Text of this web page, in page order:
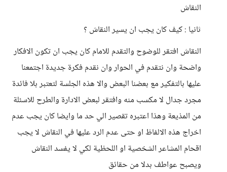
النقاش
ثانيا : كيف كان يجب ان يسير النقاش ؟
النقاش افتقر للوضوح والتقدم للامام كان يجب ان تكون الافكار
واضحة وان نتقدم في الحوار وان نقدم فكرة جديدة اجتمعنا
عليها بالتفكير مع بعضنا البعض والا هذه الجلسة لتعتبر بلا فائدة
مجرد جدال لا مكسب منه وافتقر لبعض الادارة والطرح للاسئلة
من المذيعة وهذا اعتبره تقصير الي حد ما وايضا كان يجب عدم
اخراج هذه الالفاظ او حتى عدم الرد عليها في النقاش لا يجب
اقحام المشاعر الشخصية او اللحظية لكي لا يفسد النقاش
ويصبح عواطف بدلا من حقائق